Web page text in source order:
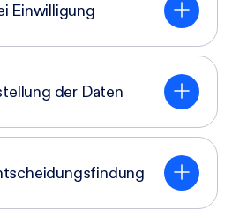
Einwilligung
der Daten